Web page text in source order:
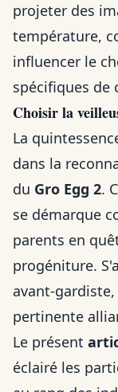
projeter des
température,
influencer le
spécifiques de
Choisir la
La
dans la
du Gro Egg 2.
se démarque
parents en
progéniture.
avant-
pertinente
Le présent
éclairé les